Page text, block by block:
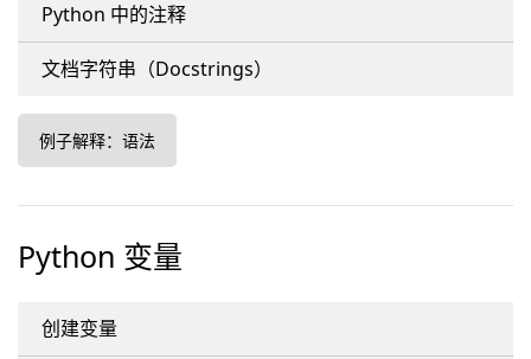
Python 中的注释
文档字符串（Docstrings）
例子解释：语法
Python 变量
创建变量